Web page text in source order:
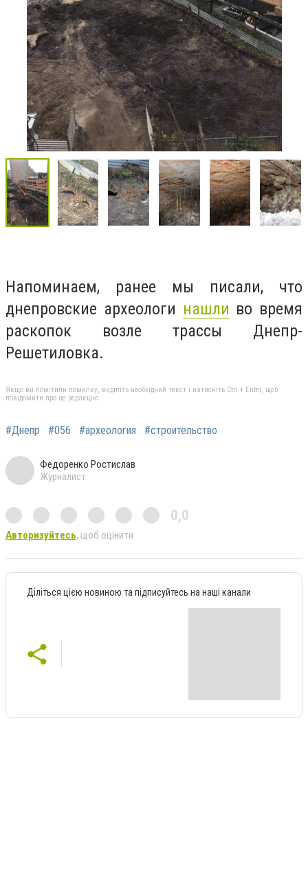
Напоминаем, ранее мы писали, что
днепровские археологи нашли во время
раскопок возле трассы Днепр-
Решетиловка.
Якщо ви помітили помилку, виділіть необхідний текст і натисніть Ctrl + Enter, щоб
повідомити про це редакцію
#Днепр #056 #археология #строительство
Федоренко Ростислав
Журналист
0,0
Авторизуйтесь, щоб оцінити
Діліться цією новиною та підписуйтесь на наші канали